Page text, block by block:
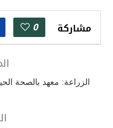
مشاركة 0
الزراعة: معهد بالصحة